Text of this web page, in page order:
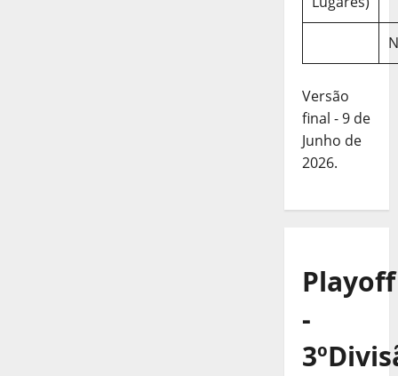
Versão
final - 9 de
Junho de
2026.
Playoff
-